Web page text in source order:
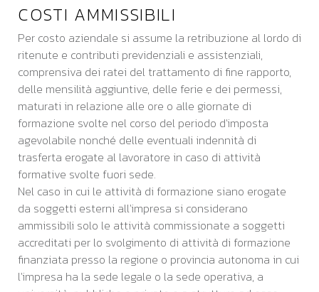
COSTI AMMISSIBILI
Per costo aziendale si assume la retribuzione al lordo di
ritenute e contributi previdenziali e assistenziali,
comprensiva dei ratei del trattamento di fine rapporto,
delle mensilità aggiuntive, delle ferie e dei permessi,
maturati in relazione alle ore o alle giornate di
formazione svolte nel corso del periodo d'imposta
agevolabile nonché delle eventuali indennità di
trasferta erogate al lavoratore in caso di attività
formative svolte fuori sede.
Nel caso in cui le attività di formazione siano erogate
da soggetti esterni all'impresa si considerano
ammissibili solo le attività commissionate a soggetti
accreditati per lo svolgimento di attività di formazione
finanziata presso la regione o provincia autonoma in cui
l'impresa ha la sede legale o la sede operativa, a